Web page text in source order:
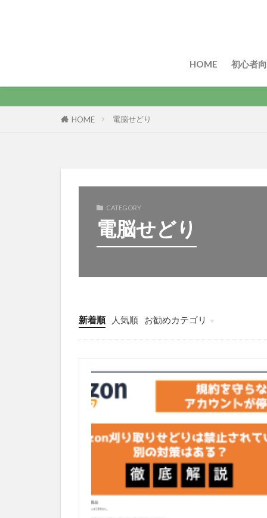
HOME 初心者
HOME 電脳せどり
CATEGORY
電脳せどり
新着順 人気順
お勧めカテゴリ
未分類